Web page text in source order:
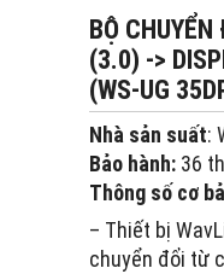
BỘ
(3.0) ->
(WS-UG
Nhà sản suất:
Bảo hành: 36
Thông số cơ
– Thiết bị
chuyển đổi từ